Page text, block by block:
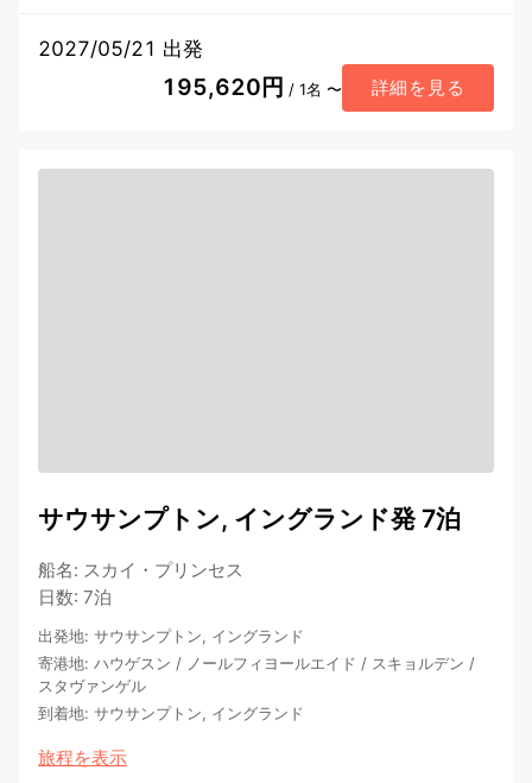
2027/05/21 出発
195,620円 / 1名 〜 詳細を見る
サウサンプトン, イングランド発 7泊
船名: スカイ・プリンセス
日数: 7泊
出発地: サウサンプトン, イングランド
寄港地: ハウゲスン / ノールフィヨールエイド / スキョルデン /
スタヴァンゲル
到着地: サウサンプトン, イングランド
旅程を表示